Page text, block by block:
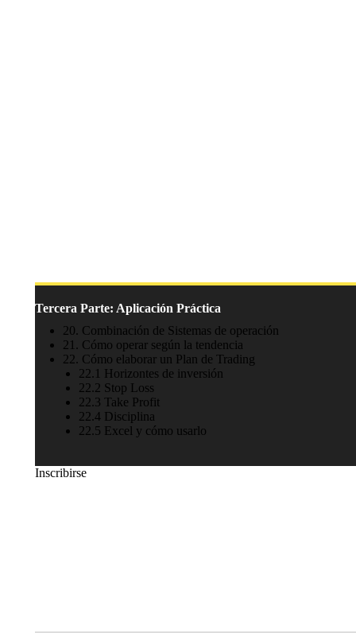
Tercera Parte: Aplicación Práctica
20. Combinación de Sistemas de operación
21. Cómo operar según la tendencia
22. Cómo elaborar un Plan de Trading
22.1 Horizontes de inversión
22.2 Stop Loss
22.3 Take Profit
22.4 Disciplina
22.5 Excel y cómo usarlo
Inscribirse